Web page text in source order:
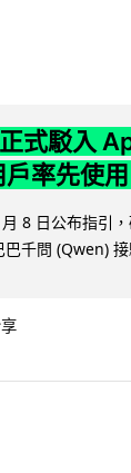
式駁入
率先使用
8 日公布指引
千問 (Qwen)